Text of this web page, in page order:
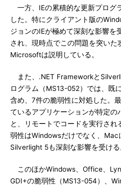
一方、IEの累積的な更新プログ
した。特にクライアント版の
ジョンのIEが極めて深刻な影響を
され、現時点でこの問題を突いた
Microsoftは説明している。
また、.NET Frameworkと
ログラム（MS13-052）では、既
含め、7件の脆弱性に対処した。
ているアプリケーションが特定の
と、リモートでコードを実行さ
弱性はWindowsだけでなく、Mac
Silverlight 5も深刻な影響を受ける
このほかWindows、Office、
GDI+の脆弱性（MS13-054）、